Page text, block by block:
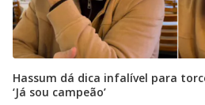
Hassum dá dica infalível para
‘Já sou campeão’